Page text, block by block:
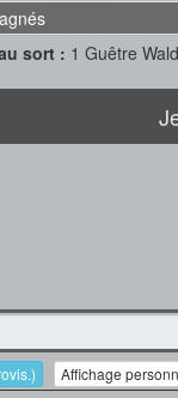
sort : 1 Guêtre
Affichage